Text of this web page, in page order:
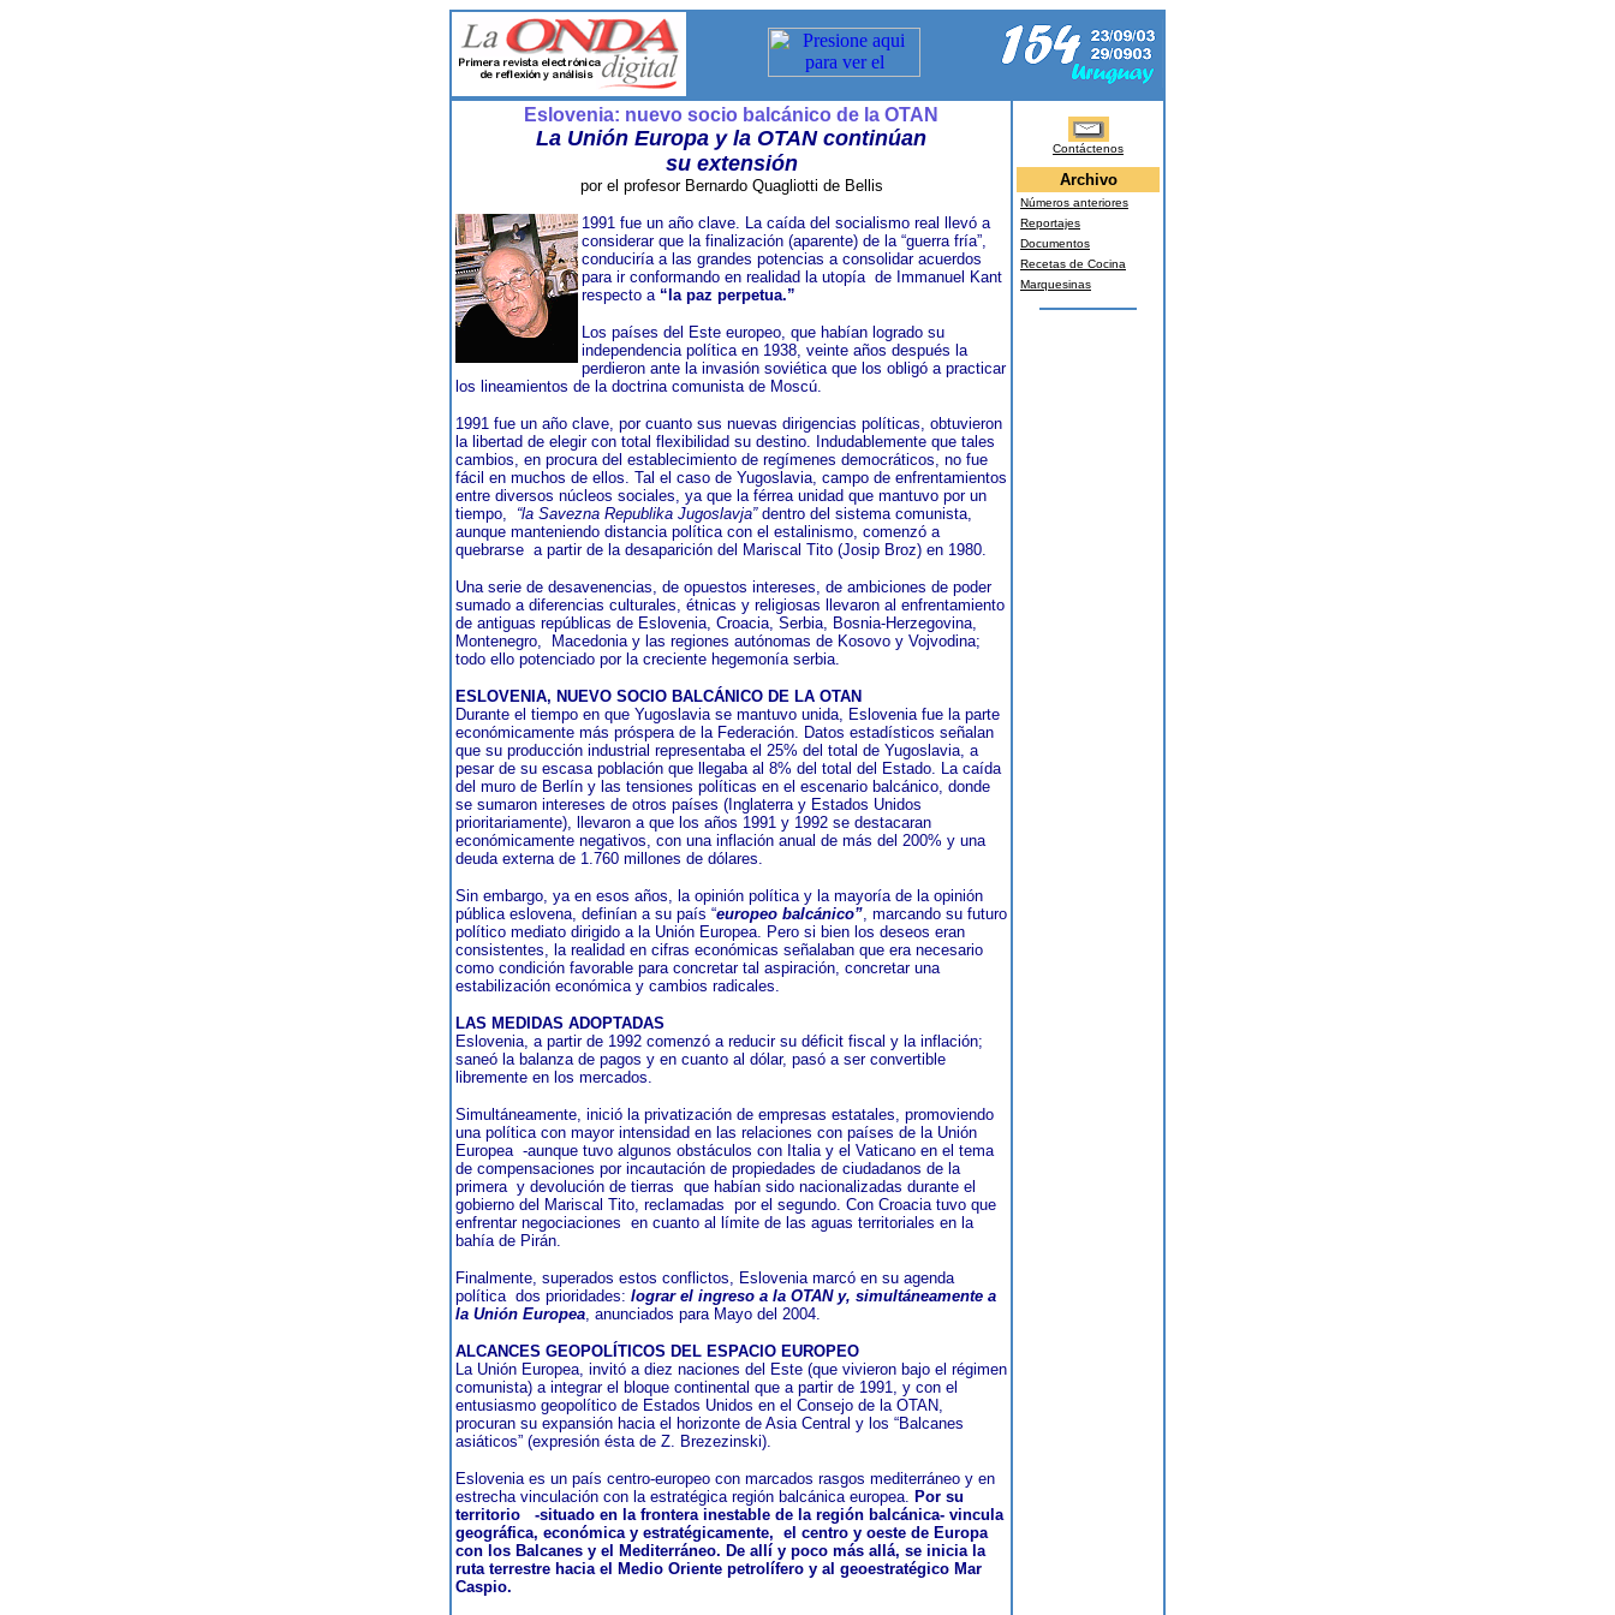
Eslovenia: nuevo socio balcánico de la OTAN
La Unión Europa y la OTAN continúan
su extensión
por el profesor Bernardo Quagliotti de Bellis
1991 fue un año clave. La caída del socialismo real llevó a
considerar que la finalización (aparente) de la “guerra fría”,
conduciría a las grandes potencias a consolidar acuerdos
para ir conformando en realidad la utopía de Immanuel Kant
respecto a “la paz perpetua.”
Los países del Este europeo, que habían logrado su
independencia política en 1938, veinte años después la
perdieron ante la invasión soviética que los obligó a practicar
los lineamientos de la doctrina comunista de Moscú.
1991 fue un año clave, por cuanto sus nuevas dirigencias políticas, obtuvieron
la libertad de elegir con total flexibilidad su destino. Indudablemente que tales
cambios, en procura del establecimiento de regímenes democráticos, no fue
fácil en muchos de ellos. Tal el caso de Yugoslavia, campo de enfrentamientos
entre diversos núcleos sociales, ya que la férrea unidad que mantuvo por un
tiempo,
“la Savezna Republika Jugoslavja”dentro del sistema comunista,
aunque manteniendo distancia política con el estalinismo, comenzó a
quebrarse a partir de la desaparición del Mariscal Tito (Josip Broz) en 1980.
Una serie de desavenencias, de opuestos intereses, de ambiciones de poder
sumado a diferencias culturales, étnicas y religiosas llevaron al enfrentamiento
de antiguas repúblicas de Eslovenia, Croacia, Serbia, Bosnia-Herzegovina,
Montenegro,
Macedonia y las regiones autónomas de Kosovo y Vojvodina;
todo ello potenciado por la creciente hegemonía serbia.
ESLOVENIA, NUEVO SOCIO BALCÁNICO DE LA OTAN
Durante el tiempo en que Yugoslavia se mantuvo unida, Eslovenia fue la parte
económicamente más próspera de la Federación. Datos estadísticos señalan
que su producción industrial representaba el 25% del total de Yugoslavia, a
pesar de su escasa población que llegaba al 8% del total del Estado. La caída
del muro de Berlín y las tensiones políticas en el escenario balcánico, donde
se sumaron intereses de otros países (Inglaterra y Estados Unidos
prioritariamente), llevaron a que los años 1991 y 1992 se destacaran
económicamente negativos, con una inflación anual de más del 200% y una
deuda externa de 1.760 millones de dólares.
Sin embargo, ya en esos años, la opinión política y la mayoría de la opinión
pública eslovena, definían a su país “europeo balcánico”, marcando su futuro
político mediato dirigido a la Unión Europea. Pero si bien los deseos eran
consistentes, la realidad en cifras económicas señalaban que era necesario
como condición favorable para concretar tal aspiración, concretar una
estabilización económica y cambios radicales.
LAS MEDIDAS ADOPTADAS
Eslovenia, a partir de 1992 comenzó a reducir su déficit fiscal y la inflación;
saneó la balanza de pagos y en cuanto al dólar, pasó a ser convertible
libremente en los mercados.
Simultáneamente, inició la privatización de empresas estatales, promoviendo
una política con mayor intensidad en las relaciones con países de la Unión
Europea -aunque tuvo algunos obstáculos con Italia y el Vaticano en el tema
de compensaciones por incautación de propiedades de ciudadanos de la
primera y devolución de tierras que habían sido nacionalizadas durante el
gobierno del Mariscal Tito, reclamadas por el segundo. Con Croacia tuvo que
enfrentar negociaciones en cuanto al límite de las aguas territoriales en la
bahía de Pirán.
Finalmente, superados estos conflictos, Eslovenia marcó en su agenda
política dos prioridades: lograr el ingreso a la OTAN y, simultáneamente a
la Unión Europea, anunciados para Mayo del 2004.
ALCANCES GEOPOLÍTICOS DEL ESPACIO EUROPEO
La Unión Europea, invitó a diez naciones del Este (que vivieron bajo el régimen
comunista) a integrar el bloque continental que a partir de 1991, y con el
entusiasmo geopolítico de Estados Unidos en el Consejo de la OTAN,
procuran su expansión hacia el horizonte de Asia Central y los “Balcanes
asiáticos” (expresión ésta de Z. Brezezinski).
Eslovenia es un país centro-europeo con marcados rasgos mediterráneo y en
estrecha vinculación con la estratégica región balcánica europea. Por su
territorio
-situado en la frontera inestable de la región balcánica- vincula
geográfica, económica y estratégicamente, el centro y oeste de Europa
con los Balcanes y el Mediterráneo. De allí y poco más allá, se inicia la
ruta terrestre hacia el Medio Oriente petrolífero y al geoestratégico Mar
Caspio.
Contáctenos
Archivo
Números anteriores
Reportajes
Documentos
Recetas de Cocina
Marquesinas